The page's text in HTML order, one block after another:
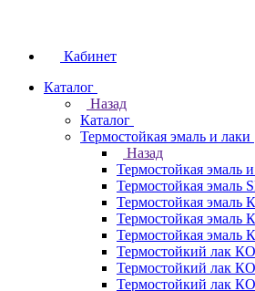
Кабинет
Каталог
Назад
Каталог
Термостойкая эмаль и лаки
Назад
Термостойкая эмаль
Термостойкая эмаль
Термостойкая эмаль
Термостойкая эмаль
Термостойкая эмаль
Термостойкий лак
Термостойкий лак
Термостойкий лак